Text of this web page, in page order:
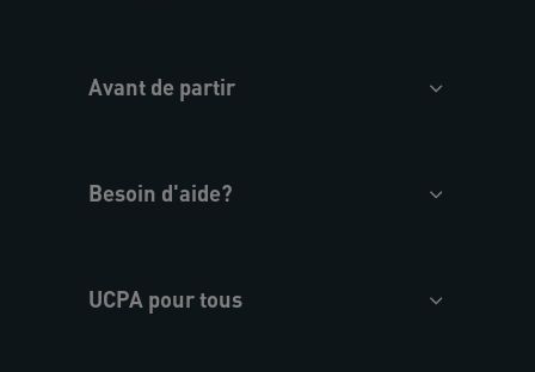
Avant de partir
Besoin d'aide?
UCPA pour tous